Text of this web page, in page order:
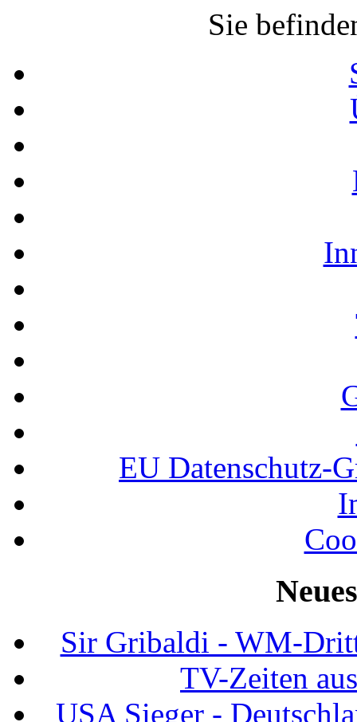
Sie
EU Datenschutz-
Sir Gribaldi - WM-
TV-Zeiten
USA Sieger -